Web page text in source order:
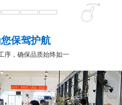
保驾护航
序，确保品质始终如一